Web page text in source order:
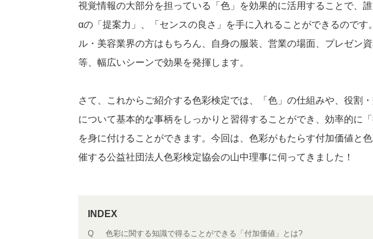
視覚情報の大部分を担っている「色」を効果的に活用することで、
αの「提案力」、「センスの良さ」を手に入れることができるのです
ル・美容業界の方はもちろん、自身の服装、営業の場面、プレゼン
等、幅広いシーンで効果を発揮します。
さて、これからご紹介する色彩検定では、「色」の仕組みや、役割
について基本的な事柄をしっかりと習得することができ、効率的に
を身に付けることができます。今回は、色彩がもたらす付加価値と
催する公益社団法人色彩検定協会の山中理事に伺ってきました！
Q1 色彩に関する知識で得ることができる「付加価値」とは?